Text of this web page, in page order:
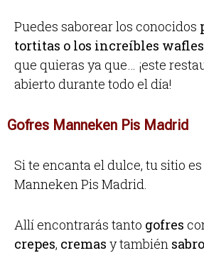
Puedes saborear los conocidos
tortitas o los increíbles wafles
que quieras ya que… ¡este
abierto durante todo el día!
Gofres Manneken Pis Madrid
Si te encanta el dulce, tu sitio es
Manneken Pis Madrid.
Allí encontrarás tanto gofres
crepes, cremas y también